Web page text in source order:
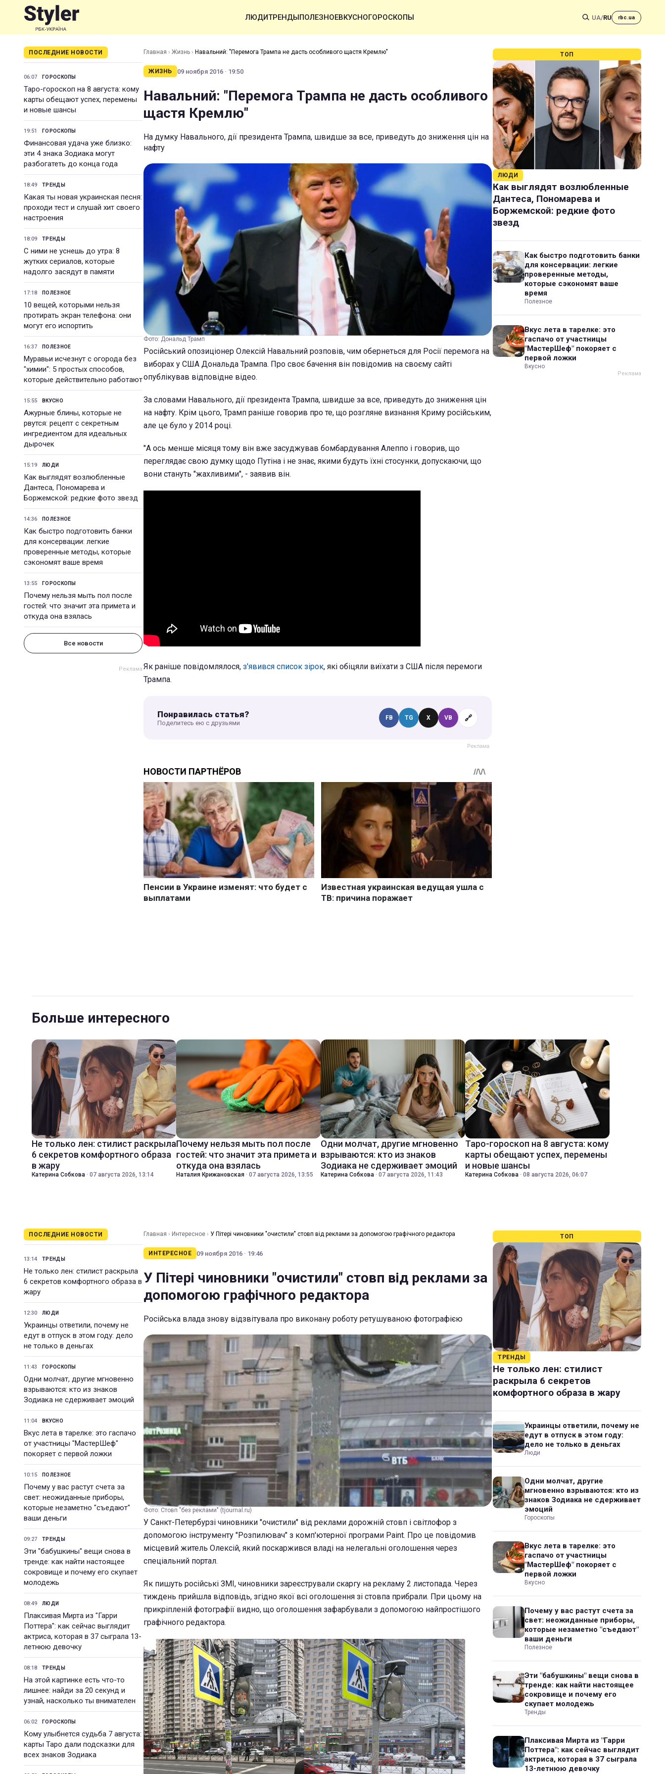
ЛЮДИТРЕНДЫПОЛЕЗНОЕВКУСНОГОРОСКОПЫ UA/RU rbc.ua
ПОСЛЕДНИЕ НОВОСТИ
06:07 ГОРОСКОПЫ
Таро-гороскоп на 8 августа: кому
карты обещают успех, перемены
и новые шансы
19:51 ГОРОСКОПЫ
Финансовая удача уже близко:
эти 4 знака Зодиака могут
разбогатеть до конца года
18:49 ТРЕНДЫ
Какая ты новая украинская песня:
проходи тест и слушай хит своего
настроения
18:09 ТРЕНДЫ
С ними не уснешь до утра: 8
жутких сериалов, которые
надолго засядут в памяти
17:18 ПОЛЕЗНОЕ
10 вещей, которыми нельзя
протирать экран телефона: они
могут его испортить
16:37 ПОЛЕЗНОЕ
Муравьи исчезнут с огорода без
"химии": 5 простых способов,
которые действительно работают
15:55 ВКУСНО
Ажурные блины, которые не
рвутся: рецепт с секретным
ингредиентом для идеальных
дырочек
15:19 ЛЮДИ
Как выглядят возлюбленные
Дантеса, Пономарева и
Боржемской: редкие фото звезд
14:36 ПОЛЕЗНОЕ
Как быстро подготовить банки
для консервации: легкие
проверенные методы, которые
сэкономят ваше время
13:55 ГОРОСКОПЫ
Почему нельзя мыть пол после
гостей: что значит эта примета и
откуда она взялась
Все новости
Главная › Жизнь › Навальний: "Перемога Трампа не дасть особливого щастя Кремлю"
ЖИЗНЬ 09 ноября 2016 · 19:50
Навальний: "Перемога Трампа не дасть особливого
щастя Кремлю"
На думку Навального, дії президента Трампа, швидше за все, приведуть до зниження цін на
нафту
Фото: Дональд Трамп
Російський опозиціонер Олексій Навальний розповів, чим обернеться для Росії перемога на
виборах у США Дональда Трампа. Про своє бачення він повідомив на своєму сайті
опублікував відповідне відео.
За словами Навального, дії президента Трампа, швидше за все, приведуть до зниження цін
на нафту. Крім цього, Трамп раніше говорив про те, що розгляне визнання Криму російським,
але це було у 2014 році.
"А ось менше місяця тому він вже засуджував бомбардування Алеппо і говорив, що
переглядає свою думку щодо Путіна і не знає, якими будуть їхні стосунки, допускаючи, що
вони стануть "жахливими", - заявив він.
Як раніше повідомлялося, з'явився список зірок, які обіцяли виїхати з США після перемоги
Трампа.
Понравилась статья?
Поделитесь ею с друзьями
FB TG X VB 🔗
ТОП
ЛЮДИ
Как выглядят возлюбленные
Дантеса, Пономарева и
Боржемской: редкие фото
звезд
Как быстро подготовить банки
для консервации: легкие
проверенные методы,
которые сэкономят ваше
время
Полезное
Вкус лета в тарелке: это
гаспачо от участницы
"МастерШеф" покоряет с
первой ложки
Вкусно
Больше интересного
Не только лен: стилист раскрыла
6 секретов комфортного образа
в жару
Катерина Собкова · 07 августа 2026, 13:14
Почему нельзя мыть пол после
гостей: что значит эта примета и
откуда она взялась
Наталия Крижановская · 07 августа 2026, 13:55
Одни молчат, другие мгновенно
взрываются: кто из знаков
Зодиака не сдерживает эмоций
Катерина Собкова · 07 августа 2026, 11:43
Таро-гороскоп на 8 августа: кому
карты обещают успех, перемены
и новые шансы
Катерина Собкова · 08 августа 2026, 06:07
ПОСЛЕДНИЕ НОВОСТИ
13:14 ТРЕНДЫ
Не только лен: стилист раскрыла
6 секретов комфортного образа в
жару
12:30 ЛЮДИ
Украинцы ответили, почему не
едут в отпуск в этом году: дело
не только в деньгах
11:43 ГОРОСКОПЫ
Одни молчат, другие мгновенно
взрываются: кто из знаков
Зодиака не сдерживает эмоций
11:04 ВКУСНО
Вкус лета в тарелке: это гаспачо
от участницы "МастерШеф"
покоряет с первой ложки
10:15 ПОЛЕЗНОЕ
Почему у вас растут счета за
свет: неожиданные приборы,
которые незаметно "съедают"
ваши деньги
09:27 ТРЕНДЫ
Эти "бабушкины" вещи снова в
тренде: как найти настоящее
сокровище и почему его скупает
молодежь
08:49 ЛЮДИ
Плаксивая Мирта из "Гарри
Поттера": как сейчас выглядит
актриса, которая в 37 сыграла 13-
летнюю девочку
08:18 ТРЕНДЫ
На этой картинке есть что-то
лишнее: найди за 20 секунд и
узнай, насколько ты внимателен
06:02 ГОРОСКОПЫ
Кому улыбнется судьба 7 августа:
карты Таро дали подсказки для
всех знаков Зодиака
Главная › Интересное › У Пітері чиновники "очистили" стовп від реклами за допомогою графічного редактора
ИНТЕРЕСНОЕ 09 ноября 2016 · 19:46
У Пітері чиновники "очистили" стовп від реклами за
допомогою графічного редактора
Російська влада знову відзвітувала про виконану роботу ретушуваною фотографією
Фото: Стовп "без реклами" (tjournal.ru)
У Санкт-Петербурзі чиновники "очистили" від реклами дорожній стовп і світлофор з
допомогою інструменту "Розпилювач" з комп'ютерної програми Paint. Про це повідомив
місцевий житель Олексій, який поскаржився владі на нелегальні оголошення через
спеціальний портал.
Як пишуть російські ЗМІ, чиновники зареєстрували скаргу на рекламу 2 листопада. Через
тиждень прийшла відповідь, згідно якої всі оголошення зі стовпа прибрали. При цьому на
прикріпленій фотографії видно, що оголошення зафарбували з допомогою найпростішого
графічного редактора.
ТОП
ТРЕНДЫ
Не только лен: стилист
раскрыла 6 секретов
комфортного образа в жару
Украинцы ответили, почему не
едут в отпуск в этом году:
дело не только в деньгах
Люди
Одни молчат, другие
мгновенно взрываются: кто из
знаков Зодиака не сдерживает
эмоций
Гороскопы
Вкус лета в тарелке: это
гаспачо от участницы
"МастерШеф" покоряет с
первой ложки
Вкусно
Почему у вас растут счета за
свет: неожиданные приборы,
которые незаметно "съедают"
ваши деньги
Полезное
Эти "бабушкины" вещи снова в
тренде: как найти настоящее
сокровище и почему его
скупает молодежь
Тренды
Плаксивая Мирта из "Гарри
Поттера": как сейчас выглядит
актриса, которая в 37 сыграла
13-летнюю девочку